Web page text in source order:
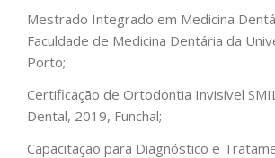
MARCAR CONSULTA
PORTUGUÊS
Mestrado Integrado em Medicina
Faculdade de Medicina Dentária da
Porto;
Certificação de Ortodontia Invisível
Dental, 2019, Funchal;
Capacitação para Diagnóstico e